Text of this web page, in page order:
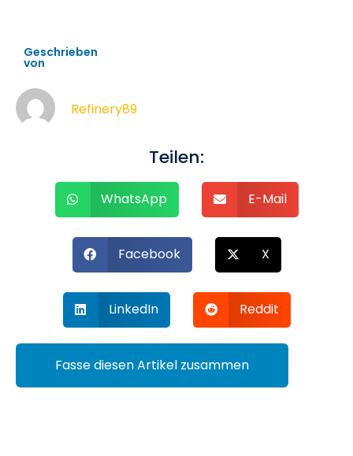
Geschrieben
von
Refinery89
Teilen:
WhatsApp E-Mail
Facebook X
LinkedIn Reddit
Fasse diesen Artikel zusammen